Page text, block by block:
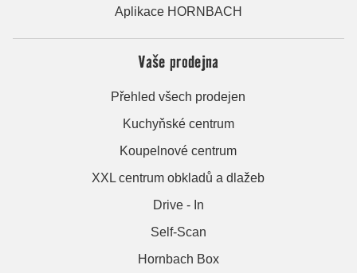
Aplikace HORNBACH
Vaše prodejna
Přehled všech prodejen
Kuchyňské centrum
Koupelnové centrum
XXL centrum obkladů a dlažeb
Drive - In
Self-Scan
Hornbach Box